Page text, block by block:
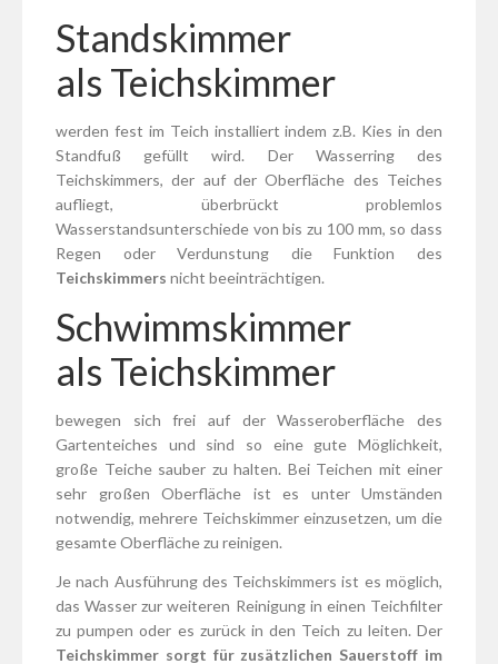
Standskimmer
als Teichskimmer
werden fest im Teich installiert indem z.B. Kies in den
Standfuß gefüllt wird. Der Wasserring des
Teichskimmers, der auf der Oberfläche des Teiches
aufliegt, überbrückt problemlos
Wasserstandsunterschiede von bis zu 100 mm, so dass
Regen oder Verdunstung die Funktion des
Teichskimmers nicht beeinträchtigen.
Schwimmskimmer
als Teichskimmer
bewegen sich frei auf der Wasseroberfläche des
Gartenteiches und sind so eine gute Möglichkeit,
große Teiche sauber zu halten. Bei Teichen mit einer
sehr großen Oberfläche ist es unter Umständen
notwendig, mehrere Teichskimmer einzusetzen, um die
gesamte Oberfläche zu reinigen.
Je nach Ausführung des Teichskimmers ist es möglich,
das Wasser zur weiteren Reinigung in einen Teichfilter
zu pumpen oder es zurück in den Teich zu leiten. Der
Teichskimmer sorgt für zusätzlichen Sauerstoff im